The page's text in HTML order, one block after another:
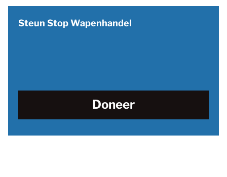
Steun Stop Wapenhandel
Doneer